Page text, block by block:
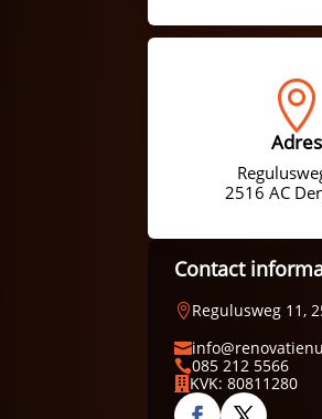

Adres
2516 AC
Contact
Regulusweg 11,

085 212 5566
 KVK: 80811280